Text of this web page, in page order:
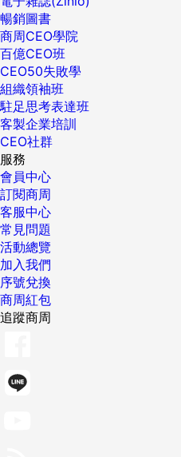
暢銷圖書
商周CEO學院
百億CEO班
CEO50失敗學
組織領袖班
駐足思考表達班
客製企業培訓
CEO社群
服務
會員中心
訂閱商周
客服中心
常見問題
活動總覽
加入我們
序號兌換
商周紅包
追蹤商周